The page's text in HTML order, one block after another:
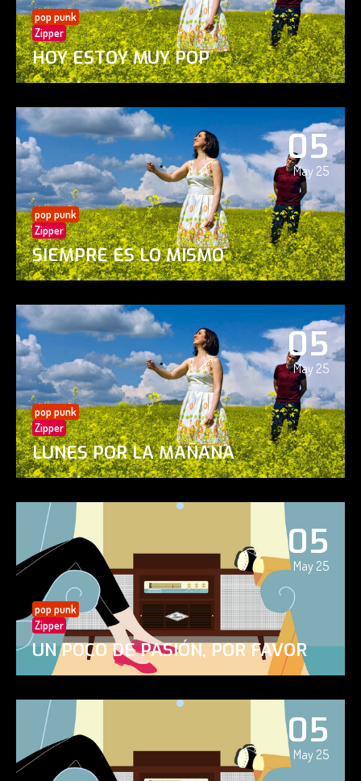
pop punk
Zipper
HOY ESTOY MUY POP
05
May 25
pop punk
Zipper
SIEMPRE ES LO MISMO
05
May 25
pop punk
Zipper
LUNES POR LA MAÑANA
05
May 25
pop punk
Zipper
UN POCO DE PASIÓN, POR FAVOR
05
May 25